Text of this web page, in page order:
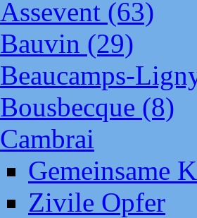
Assevent (63)
Bauvin (29)
Beaucamps-
Bousbecque (8)
Cambrai
Gemeinsame
Zivile Opfer